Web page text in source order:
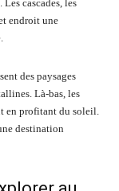
cascades, les
endroit une
des paysages
Là-bas, les
en profitant du soleil.
destination